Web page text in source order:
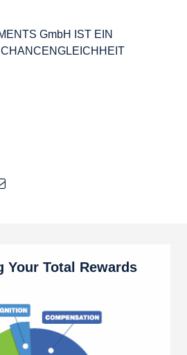
GmbH IST EIN
Your Total Rewards